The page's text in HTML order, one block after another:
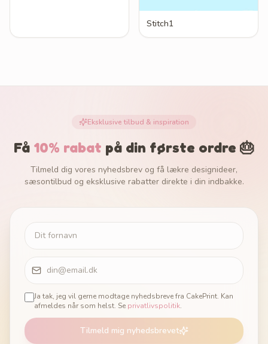
Stitch1
Eksklusive tilbud & inspiration
Få 10% rabat på din første ordre 🎂
Tilmeld dig vores nyhedsbrev og få lækre designideer,
sæsontilbud og eksklusive rabatter direkte i din indbakke.
Ja tak, jeg vil gerne modtage nyhedsbreve fra CakePrint. Kan
afmeldes når som helst. Se privatlivspolitik.
Tilmeld mig nyhedsbrevet